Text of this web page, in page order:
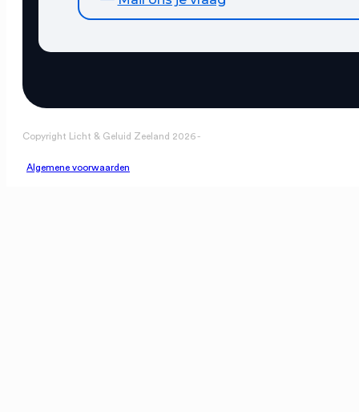
Copyright Licht & Geluid Zeeland 2026 -
Algemene voorwaarden